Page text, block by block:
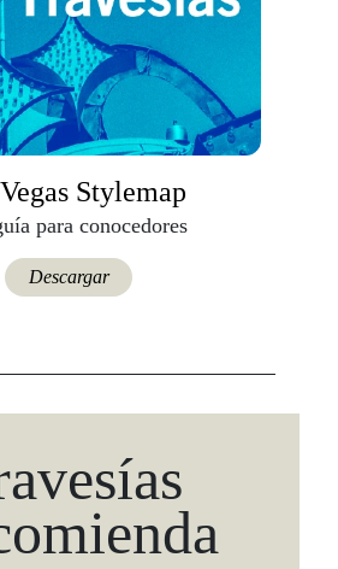
Stylemap
para conocedores
Descargar